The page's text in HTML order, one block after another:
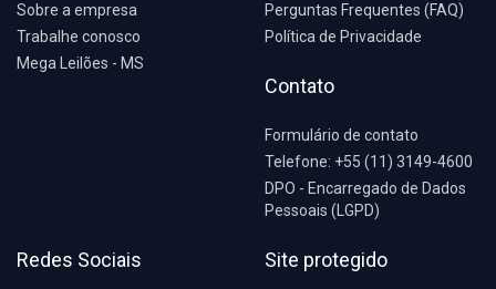
Sobre a empresa
Trabalhe conosco
Mega Leilões - MS
Perguntas Frequentes (FAQ)
Política de Privacidade
Contato
Formulário de contato
Telefone: +55 (11) 3149-4600
DPO - Encarregado de Dados
Pessoais (LGPD)
Redes Sociais Site protegido